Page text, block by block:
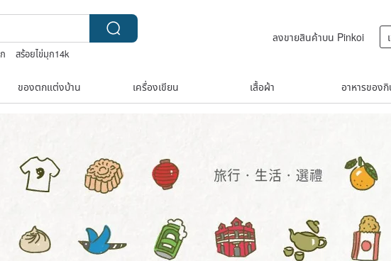
สร้อยไข่มุก14k
ลงขายสินค้าบน Pinkoi
ของตกแต่งบ้าน เครื่องเขียน เสื้อผ้า อาหารของ